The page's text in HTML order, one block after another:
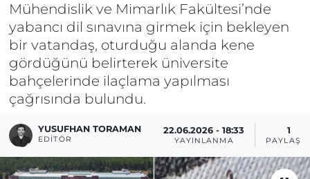
Mühendislik ve Mimarlık Fakültesi’nde
yabancı dil sınavına girmek için bekleyen
bir vatandaş, oturduğu alanda kene
gördüğünü belirterek üniversite
bahçelerinde ilaçlama yapılması
çağrısında bulundu.
YUSUFHAN TORAMAN
EDITÖR
22.06.2026 - 18:33
YAYINLANMA
1